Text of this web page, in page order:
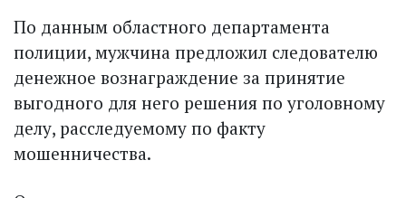
По данным областного департамента
полиции, мужчина предложил следователю
денежное вознаграждение за принятие
выгодного для него решения по уголовному
делу, расследуемому по факту
мошенничества.